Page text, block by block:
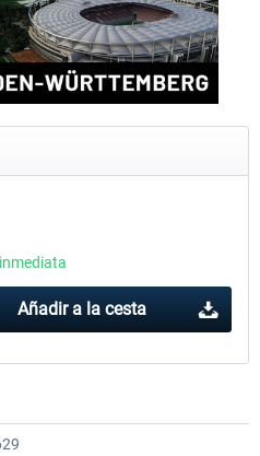
Aerosoft Airport Cologne/
Añadir a la cesta